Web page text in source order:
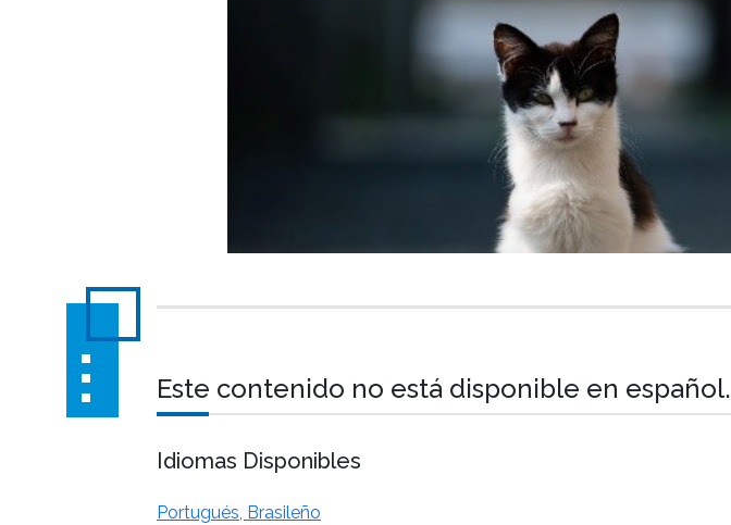
Este contenido no está disponible en español.
Idiomas Disponibles
Portugués, Brasileño